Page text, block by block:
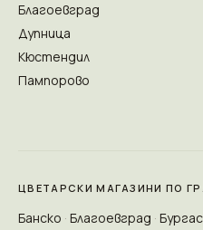
Благоевград
Дупница
Кюстендил
Пампорово
ЦВЕТАРСКИ МАГАЗИНИ ПО
Банско Благоевград Бургас